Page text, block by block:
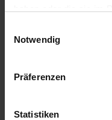
Weitere Informationen
Notwendig
Präferenzen
Statistiken